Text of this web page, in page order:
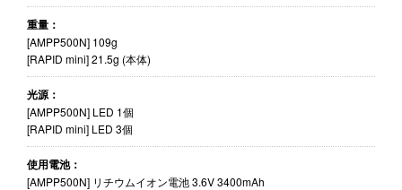
重量：
[AMPP500N] 109g
[RAPID mini] 21.5g (本体)
光源：
[AMPP500N] LED 1個
[RAPID mini] LED 3個
使用電池：
[AMPP500N] リチウムイオン電池 3.6V 3400mAh